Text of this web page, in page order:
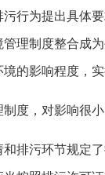
行为提出具体
理制度整合成
的影响程度，
度，对影响很
排污环节规定